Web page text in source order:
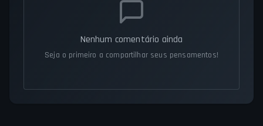
Nenhum comentário ainda
Seja o primeiro a compartilhar seus pensamentos!